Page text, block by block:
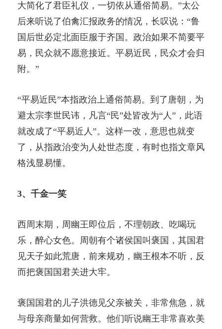
大简化了君臣礼仪，一切依从通俗简易。”太公
后来听说了伯禽汇报政务的情况，长叹说：“鲁
国后世必定北面臣服于齐国。政治如果不简要平
易，民众就不愿意接近。平易近民，民众才会归
附。”
“平易近民”本指政治上通俗简易。到了唐朝，为
避太宗李世民讳，凡言“民”处皆改为“人”，此语
就改成了“平易近人”。这样一改，意思也就变
了，从指政治变为人处世态度，有时也指文章风
格浅显易懂。
3、千金一笑
西周末期，周幽王即位后，不理朝政、吃喝玩
乐，醉心女色。周朝有个诸侯国叫褒国，其国君
见天子如此荒唐，前来规劝，幽王根本不听，反
而把褒国国君关进大牢。
褒国国君的儿子洪德见父亲被关，非常焦急，就
与母亲商量如何营救。他们听说幽王非常喜欢美